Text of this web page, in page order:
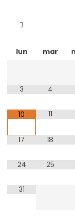
lun mar
3 4
10 11
17 18
24 25
31